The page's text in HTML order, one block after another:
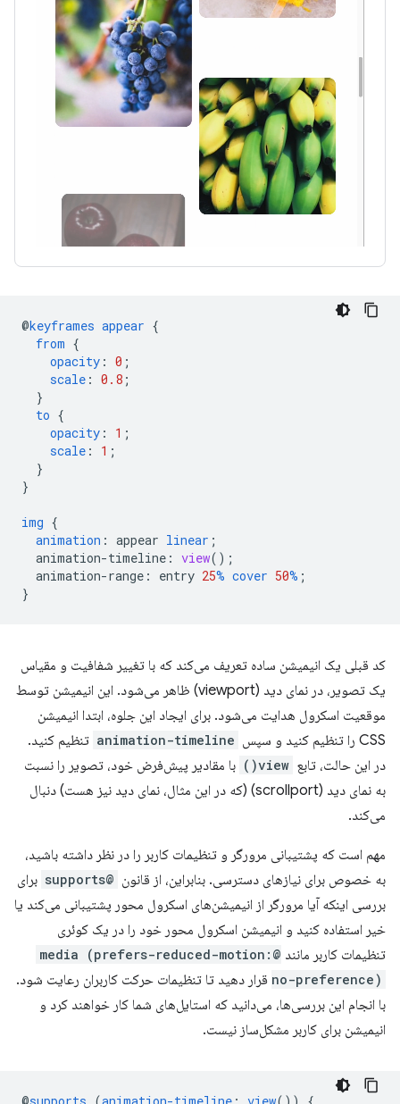
@keyframes appear {
from {
opacity : 0 ;
scale : 0.8 ;
}
to {
opacity : 1 ;
scale : 1 ;
}
}
img {
animation : appear linear ;
animation-timeline : view();
animation-range : entry 25% cover 50% ;
}
کد قبلی یک انیمیشن ساده تعریف می‌کند که با تغییر شفافیت و مقیاس
یک تصویر، در نمای دید (viewport) ظاهر می‌شود. این انیمیشن توسط
موقعیت اسکرول هدایت می‌شود. برای ایجاد این جلوه، ابتدا انیمیشن
CSS را تنظیم کنید و سپس
animation-timeline تنظیم کنید.
در این حالت، تابع view()
با مقادیر پیش‌فرض خود، تصویر را نسبت
به نمای دید (scrollport) (که در این مثال، نمای دید نیز هست) دنبال
می‌کند.
مهم است که پشتیبانی مرورگر و تنظیمات کاربر را در نظر داشته باشید،
به خصوص برای نیازهای دسترسی. بنابراین، از قانون @supports
برای
بررسی اینکه آیا مرورگر از انیمیشن‌های اسکرول محور پشتیبانی می‌کند یا
خیر استفاده کنید و انیمیشن اسکرول محور خود را در یک کوئری
تنظیمات کاربر مانند
@media (prefers-reduced-motion:
no-preference) قرار دهید تا تنظیمات حرکت کاربران رعایت شود.
با انجام این بررسی‌ها، می‌دانید که استایل‌های شما کار خواهند کرد و
انیمیشن برای کاربر مشکل‌ساز نیست.